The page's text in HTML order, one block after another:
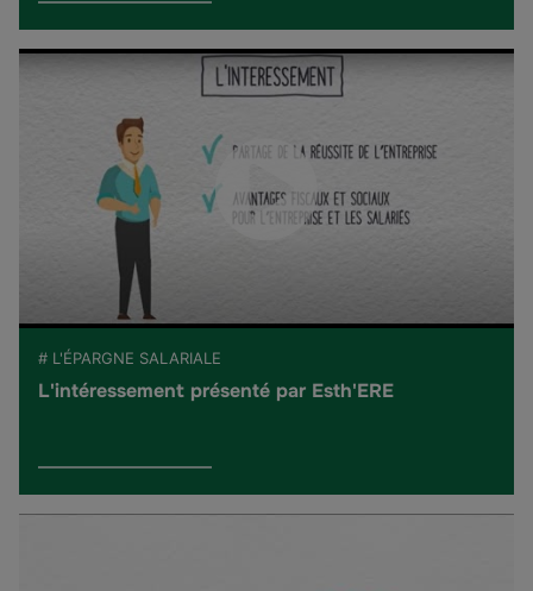
# L'ÉPARGNE SALARIALE
L'intéressement présenté par Esth'ERE